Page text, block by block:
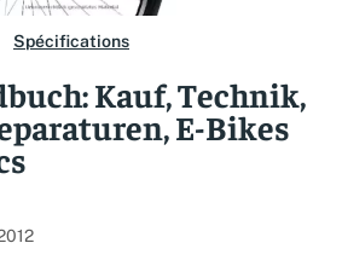
Spécifications
Kauf, Technik,
E-Bikes